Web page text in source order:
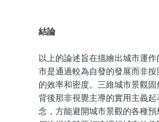
結論
以上的論述旨在描繪出城市運
市是通過較為自發的發展而非
的效率和密度。三維城市景觀
背後那非視覺主導的實用主義
念，方能避開城市景觀的各種